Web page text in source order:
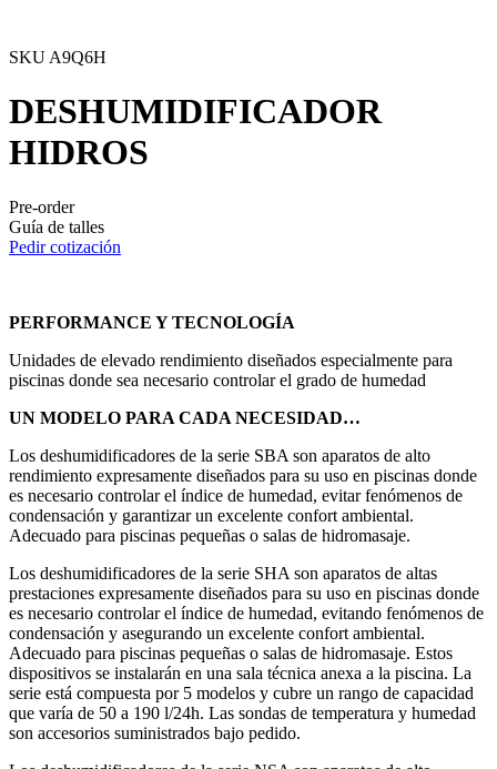
SKU A9Q6H
DESHUMIDIFICADOR
HIDROS
Pre-order
Guía de talles
Pedir cotización
PERFORMANCE Y TECNOLOGÍA
Unidades de elevado rendimiento diseñados especialmente para
piscinas donde sea necesario controlar el grado de humedad
UN MODELO PARA CADA NECESIDAD…
Los deshumidificadores de la serie SBA son aparatos de alto
rendimiento expresamente diseñados para su uso en piscinas donde
es necesario controlar el índice de humedad, evitar fenómenos de
condensación y garantizar un excelente confort ambiental.
Adecuado para piscinas pequeñas o salas de hidromasaje.
Los deshumidificadores de la serie SHA son aparatos de altas
prestaciones expresamente diseñados para su uso en piscinas donde
es necesario controlar el índice de humedad, evitando fenómenos de
condensación y asegurando un excelente confort ambiental.
Adecuado para piscinas pequeñas o salas de hidromasaje. Estos
dispositivos se instalarán en una sala técnica anexa a la piscina. La
serie está compuesta por 5 modelos y cubre un rango de capacidad
que varía de 50 a 190 l/24h. Las sondas de temperatura y humedad
son accesorios suministrados bajo pedido.